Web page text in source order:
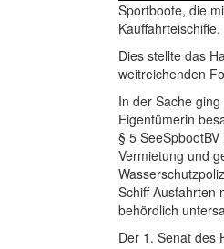
Sportboote, die
Kauffahrteischiffe.
Dies stellte das
weitreichenden
In der Sache
Eigentümerin
§ 5
Vermietung und
Schiff Ausfahrten
behördlich
Der 1. Senat des